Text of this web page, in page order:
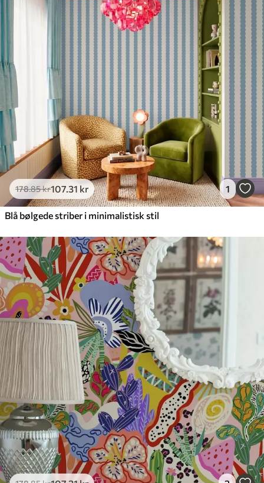
Tilgængelige materialer
Standard
.00 219 .00 kr /m²
Premium
269.00kr/m²
Premium vinyl
516.67310.00kr/m²
178.85kr107.31 kr 1
Blå bølgede striber i minimalistisk stil